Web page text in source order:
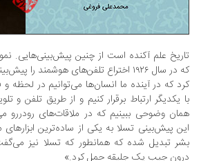
علم آکنده است از چنین پیش‌بینی‌هایی. نمونه‌اش
که در سال ۱۹۲۶ اختراع تلفن‌های هوشمند را پیش‌بینی
که در آینده ما انسان‌ها می‌توانیم در لحظه و فارغ از
یکدیگر ارتباط برقرار کنیم و از طریق تلفن و تلویزیون
وضوحی ببینیم که در ملاقات‌های رودررو
پیش‌بینی تسلا به یکی از ساده‌ترین ابزارهای
تبدیل شده که همانطور که تسلا نیز می‌گفت:
جیب یک جلیقه حمل کرد.»